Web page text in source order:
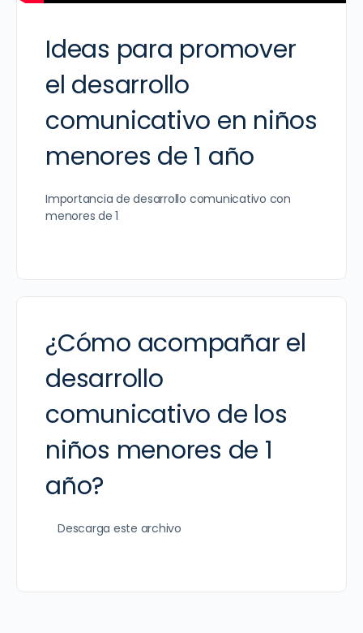
Ideas para promover
el desarrollo
comunicativo en niños
menores de 1 año
Importancia de desarrollo comunicativo con
menores de 1
¿Cómo acompañar el
desarrollo
comunicativo de los
niños menores de 1
año?
Descarga este archivo